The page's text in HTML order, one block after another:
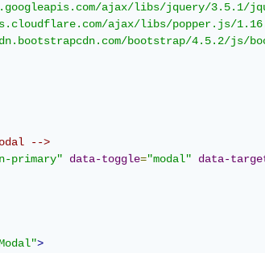
ajax/libs/jquery/3.5.1/
ajax/libs/popper.js/
bootstrap/4.5.2/js/
-->
primary" data-toggle="modal" data-
>